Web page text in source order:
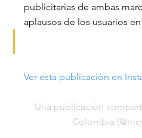
publicitarias de ambas
aplausos de los usuarios
Ver esta publicación en
Una publicación
Colombia